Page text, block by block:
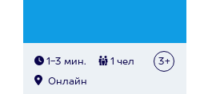
1-3 мин. 1 чел 3+
Онлайн